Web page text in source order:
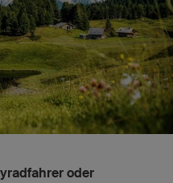
oder